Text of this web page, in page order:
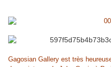
Gagosian Gallery est très